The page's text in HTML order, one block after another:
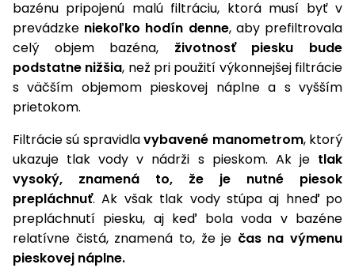
a rosiče
Príslušenstvo
bazénu pripojenú malú filtráciu, ktorá musí byť v
prevádzke niekoľko hodín denne, aby prefiltrovala
celý objem bazéna, životnosť piesku bude
podstatne nižšia, než pri použití výkonnejšej filtrácie
s väčším objemom pieskovej náplne a s vyšším
prietokom.
Filtrácie sú spravidlavybavené manometrom, ktorý
ukazuje tlak vody v nádrži s pieskom. Ak jetlak
vysoký, znamená to, že je nutné piesok
prepláchnuť. Ak však tlak vody stúpa aj hneď po
prepláchnutí piesku, aj keď bola voda v bazéne
relatívne čistá, znamená to, že je čas na výmenu
pieskovej náplne.